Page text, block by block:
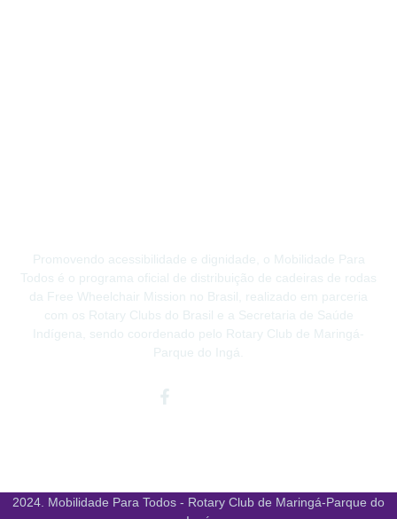
Promovendo acessibilidade e dignidade, o Mobilidade Para
Todos é o programa oficial de distribuição de cadeiras de rodas
da Free Wheelchair Mission no Brasil, realizado em parceria
com os Rotary Clubs do Brasil e a Secretaria de Saúde
Indígena, sendo coordenado pelo Rotary Club de Maringá-
Parque do Ingá.
Facebook-
2024. Mobilidade Para Todos - Rotary Club de Maringá-Parque do